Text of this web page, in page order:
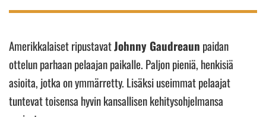
Amerikkalaiset ripustavatJohnny Gaudreaun paidan
ottelun parhaan pelaajan paikalle. Paljon pieniä, henkisiä
asioita, jotka on ymmärretty. Lisäksi useimmat pelaajat
tuntevat toisensa hyvin kansallisen kehitysohjelmansa